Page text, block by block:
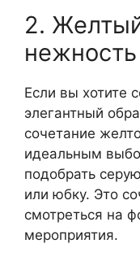
2.
нежность
Если вы хотите
элегантный
сочетание
идеальным
подобрать
или юбку. Это
смотреться на
мероприятия.